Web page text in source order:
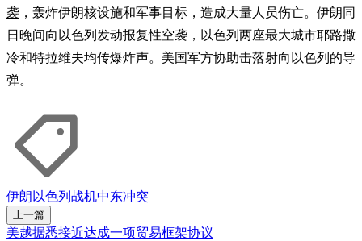
袭 ，轰炸伊朗核设施和军事目标，造成大量人员伤亡。伊朗同
日晚间向以色列发动报复性空袭，以色列两座最大城市耶路撒
冷和特拉维夫均传爆炸声。美国军方协助击落射向以色列的导
弹。
伊朗以色列 战机中东冲突
上一篇
美越据悉接近达成一项贸易框架协议